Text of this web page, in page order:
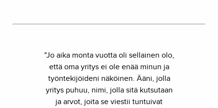
"Jo aika monta vuotta oli sellainen olo,
että oma yritys ei ole enää minun ja
työntekijöideni näköinen. Ääni, jolla
yritys puhuu, nimi, jolla sitä kutsutaan
ja arvot, joita se viestii tuntuivat